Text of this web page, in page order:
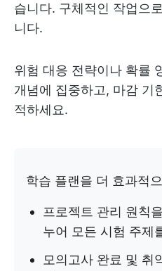
습니다. 구체적인 작업으
니다.
위험 대응 전략이나 확률
개념에 집중하고, 마감 기
적하세요.
학습 플랜을 더 효과적
프로젝트 관리 원칙
누어 모든 시험 주제
모의고사 완료 및 취